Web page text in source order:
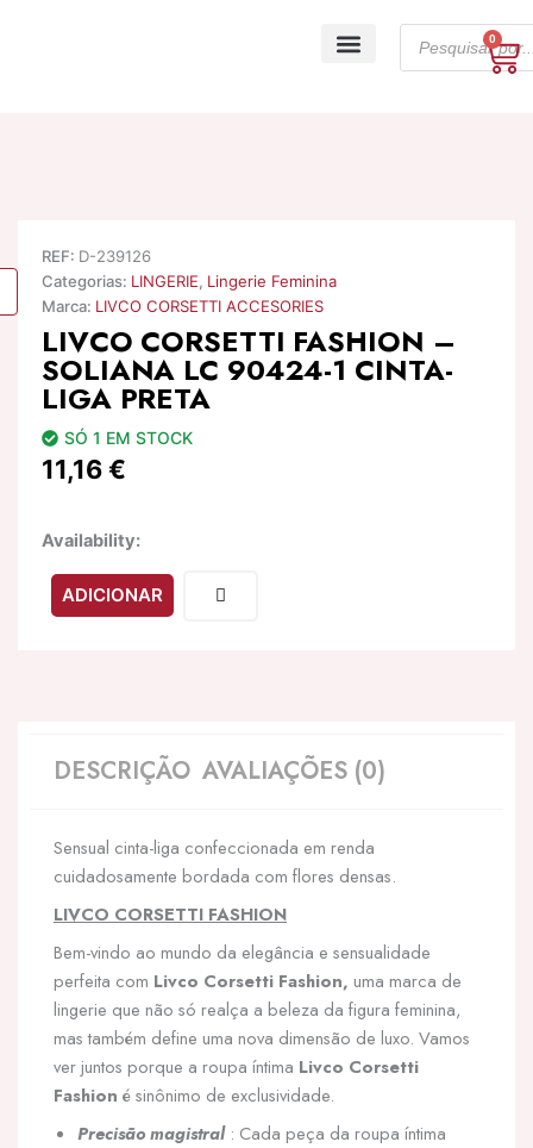
search
0
REF: D-239126
Categorias: LINGERIE, Lingerie Feminina
Marca: LIVCO CORSETTI ACCESORIES
LIVCO CORSETTI FASHION –
SOLIANA LC 90424-1 CINTA-
LIGA PRETA
SÓ 1 EM STOCK
11,16€
Availability:
Quantidade
LIVCO
CORSETTI
CINTA-
ADICIONAR
DESCRIÇÃO AVALIAÇÕES (0)
Sensual cinta-liga confeccionada em renda
cuidadosamente bordada com flores densas.
LIVCO CORSETTI FASHION
Bem-vindo ao mundo da elegância e sensualidade
perfeita com Livco Corsetti Fashion, uma marca de
lingerie que não só realça a beleza da figura feminina,
mas também define uma nova dimensão de luxo. Vamos
ver juntos porque a roupa íntima Livco Corsetti
Fashion é sinônimo de exclusividade.
Precisão magistral: Cada peça da roupa íntima